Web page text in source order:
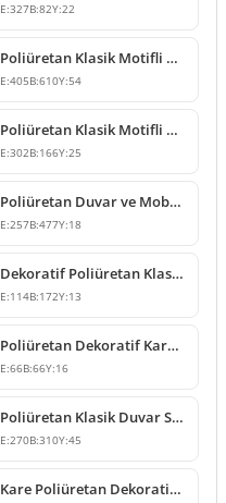
E:327B:82Y:22
Poliüretan Klasik Motifli Duvar ve Mobilya Süsleme Modeli
E:405B:610Y:54
Poliüretan Klasik Motifli Duvar ve Mobilya Süsleme Modeli
E:302B:166Y:25
Poliüretan Duvar ve Mobilya Süsleme Modelleri
E:257B:477Y:18
Dekoratif Poliüretan Klasik Duvar ve Mobilya Süsleme Modeli
E:114B:172Y:13
Poliüretan Dekoratif Kare Çiçek Motifli Süsleme Tasarımı
E:66B:66Y:16
Poliüretan Klasik Duvar Süsleme ve Motif Modelleri
E:270B:310Y:45
Kare Poliüretan Dekoratif Süsleme ve Motif Modelleri